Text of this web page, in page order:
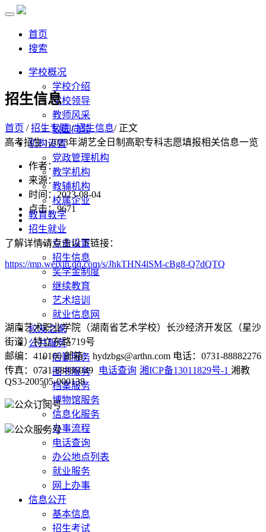
首页
搜索
学校概况
学校介绍
学校领导
教师风采
校园向导
机构设置
党政管理机构
教学机构
教辅机构
校属企业
教育教学
招生就业
专业设置
招生信息
奖学金制度
继续教育
艺术培训
就业信息网
校友之家
公共服务
后勤服务
图书服务
档案服务
博物馆服务
信息化服务
办事流程
电话查询
办公地点列表
就业服务
网上办事
信息公开
基本信息
招生考试
招生信息
首页 /招生专题/招生信息/ 正文
高考招生 | 2023年湖艺全日制高职专科志愿填报相关信息一览
作者：
来源：
时间：2023-08-04
点击： 9671
了解详情请点击以下链接：
https://mp.weixin.qq.com/s/JhkTHN4lSM-cBg8-Q7dQTQ
湖南艺术职业学院（湖南省艺术学校）长沙经济开发区（星沙
街道）特立东路719号
邮编：410100 邮箱：hydzbgs@arthn.com 电话：0731-88882276
传真：0731-88886049
电话查询 湘ICP备13011829号-1 湘教
QS3-200505-000138
公众订阅号
公众服务号